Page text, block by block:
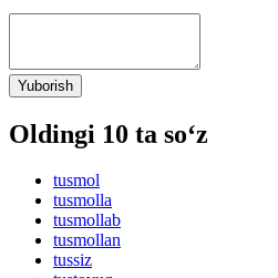
Yuborish
Oldingi 10 ta so‘z
tusmol
tusmolla
tusmollab
tusmollan
tussiz